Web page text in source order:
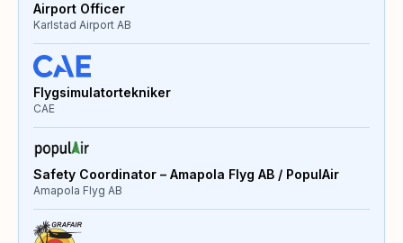
Airport Officer
Karlstad Airport AB
Flygsimulatortekniker
CAE
Safety Coordinator – Amapola Flyg AB / PopulAir
Amapola Flyg AB